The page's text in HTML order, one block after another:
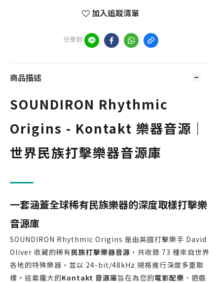
加入追蹤清單
分享到
商品描述
SOUNDIRON Rhythmic
Origins - Kontakt 樂器音源｜
世界民族打擊樂器音源庫
一套涵蓋全球稀有民族樂器的深度取樣打擊樂
音源庫
SOUNDIRON Rhythmic Origins 是由英國打擊樂手 David
Oliver 收藏的稀有民族打擊樂器音源 ，共收錄 73 種來自世界
各地的特殊樂器，並以 24-bit/48kHz 規格進行深度多重取
樣。這套龐大的Kontakt 音源庫旨在為您的電影配樂 、遊戲